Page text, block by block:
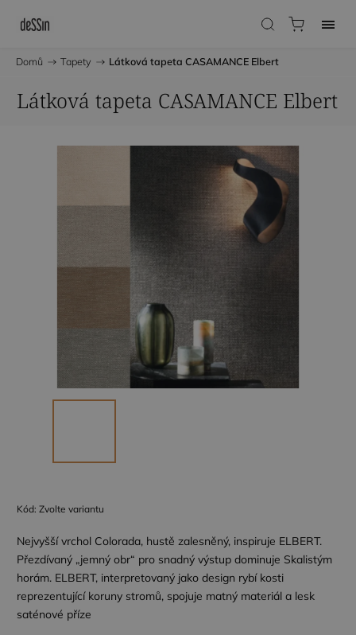
Domů / Tapety / Látková tapeta CASAMANCE Elbert
Látková tapeta CASAMANCE Elbert
Kód: Zvolte variantu
Nejvyšší vrchol Colorada, hustě zalesněný, inspiruje ELBERT.
Přezdívaný „jemný obr“ pro snadný výstup dominuje Skalistým
horám. ELBERT, interpretovaný jako design rybí kosti
reprezentující koruny stromů, spojuje matný materiál a lesk
saténové příze